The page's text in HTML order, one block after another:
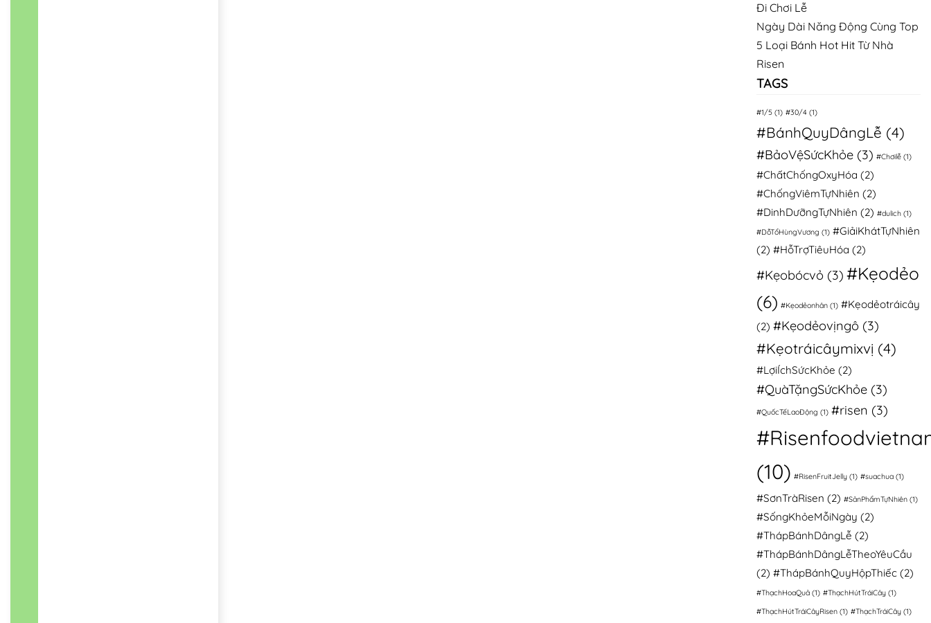
Đi Chơi Lễ
Ngày Dài Năng Động Cùng Top
5 Loại Bánh Hot Hit Từ Nhà
Risen
TAGS
#1/5(1) #30/4(1)
#BánhQuyDângLễ (4)
#BảoVệSứcKhỏe(3) #Chơilễ(1)
#ChấtChốngOxyHóa (2)
#ChốngViêmTựNhiên (2)
#DinhDưỡngTựNhiên (2) #dulich(1)
#DỗTổHùngVương (1) #GiảiKhátTựNhiên
(2) #HỗTrợTiêuHóa (2)
#Kẹobócvỏ (3) #Kẹodẻo
(6) #Kẹodẻonhân(1) #Kẹodẻotráicây
(2) #Kẹodẻovịngô (3)
#Kẹotráicâymixvị (4)
#LợiÍchSứcKhỏe (2)
#QuàTặngSứcKhỏe(3)
#QuốcTếLaoĐộng (1) #risen (3)
(10) #RisenFruitJelly(1) #suachua(1)
#SơnTràRisen (2) #SảnPhẩmTựNhiên(1)
#SốngKhỏeMỗiNgày (2)
#ThápBánhDângLễ (2)
#ThápBánhDângLễTheoYêuCầu
(2) #ThápBánhQuyHộpThiếc(2)
#ThạchHoaQuả(1) #ThạchHútTráiCây(1)
#ThạchHútTráiCâyRisen(1) #ThạchTráiCây(1)